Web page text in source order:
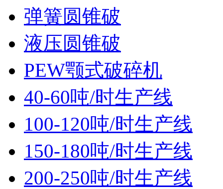
弹簧圆锥破
液压圆锥破
PEW颚式破碎机
40-60吨/时生产线
100-120吨/时生产线
150-180吨/时生产线
200-250吨/时生产线